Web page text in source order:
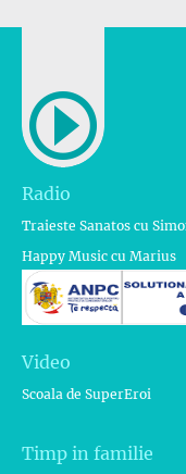
Radio
Traieste Sanatos cu
Happy Music cu Marius
Video
Scoala de SuperEroi
Timp in familie